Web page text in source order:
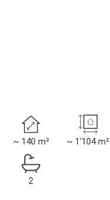
~ 140 m² ~ 1'104 m²
2